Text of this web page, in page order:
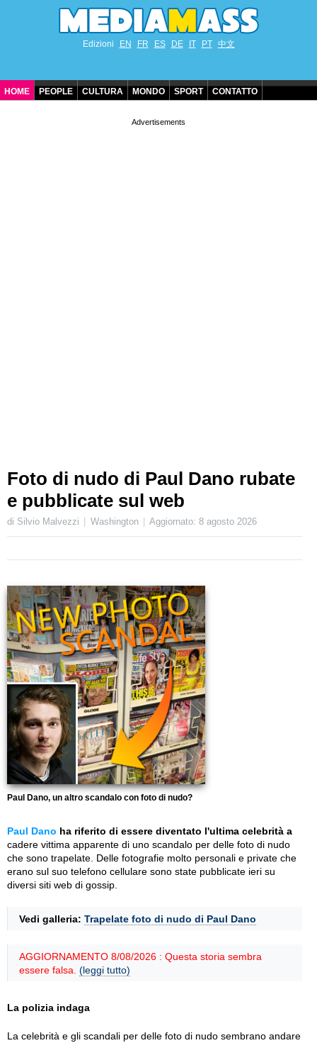
Edizioni EN FR ES DE IT PT 中文
HOME PEOPLE CULTURA MONDO SPORT CONTATTO
Foto di nudo di Paul Dano rubate
e pubblicate sul web
di Silvio Malvezzi Washington Aggiornato:8 agosto 2026
Paul Dano, un altro scandalo con foto di nudo?
Paul Dano ha riferito di essere diventato l'ultima celebrità a
cadere vittima apparente di uno scandalo per delle foto di nudo
che sono trapelate. Delle fotografie molto personali e private che
erano sul suo telefono cellulare sono state pubblicate ieri su
diversi siti web di gossip.
Vedi galleria: Trapelate foto di nudo di Paul Dano
AGGIORNAMENTO 8/08/2026 : Questa storia sembra
essere falsa. (leggi tutto)
La polizia indaga
La celebrità e gli scandali per delle foto di nudo sembrano andare